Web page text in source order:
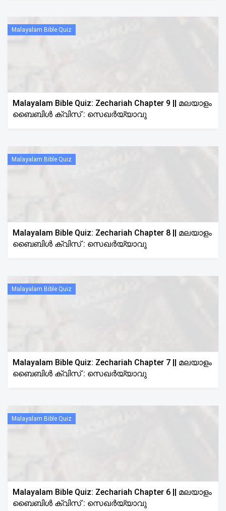
Malayalam Bible Quiz
Malayalam Bible Quiz: Zechariah Chapter 9 || മലയാളം
ബൈബിൾ ക്വിസ് : സെഖർയ്യാവു
Malayalam Bible Quiz
Malayalam Bible Quiz: Zechariah Chapter 8 || മലയാളം
ബൈബിൾ ക്വിസ് : സെഖർയ്യാവു
Malayalam Bible Quiz
Malayalam Bible Quiz: Zechariah Chapter 7 || മലയാളം
ബൈബിൾ ക്വിസ് : സെഖർയ്യാവു
Malayalam Bible Quiz
Malayalam Bible Quiz: Zechariah Chapter 6 || മലയാളം
ബൈബിൾ ക്വിസ് : സെഖർയ്യാവു